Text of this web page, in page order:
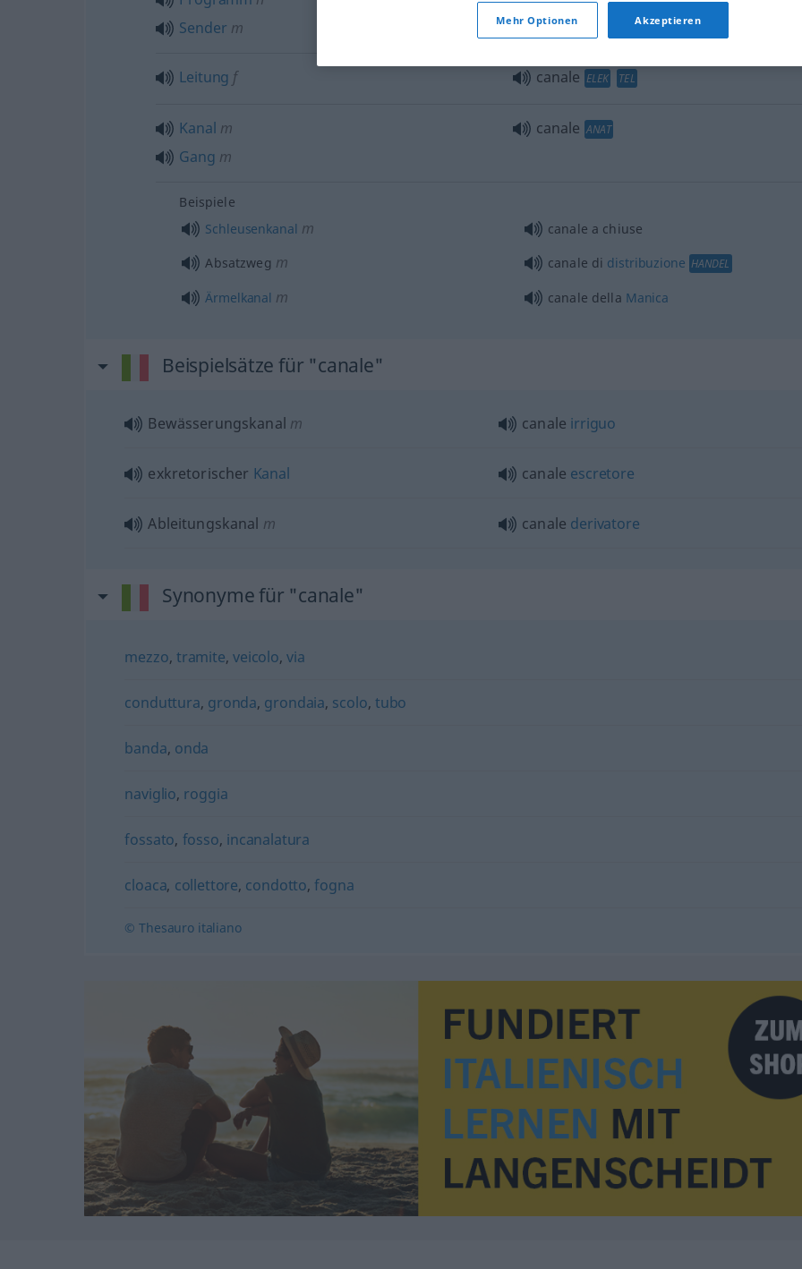
Sender m
Leitung f canale ELEK TEL
Kanal m
Gang m
canale ANAT
Beispiele
Schleusenkanal m
canale a chiuse
Absatzweg m canale di distribuzione HANDEL
Ärmelkanal m canale della Manica
Beispielsätze für "canale"
Bewässerungskanal m canale irriguo
exkretorischer Kanal canale escretore
Ableitungskanal m canale derivatore
Synonyme für "canale"
mezzo, tramite,veicolo,via
conduttura, gronda, grondaia, scolo, tubo
banda, onda
naviglio, roggia
fossato, fosso, incanalatura
cloaca, collettore, condotto,fogna
© Thesauro italiano
Mehr Optionen Akzeptieren